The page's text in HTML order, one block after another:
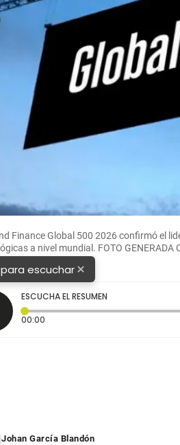
Finance Global 500 2026 confirmó el
a nivel mundial. FOTO GENERADA
escuchar×
ESCUCHA EL RESUMEN
00:00
Johan García Blandón